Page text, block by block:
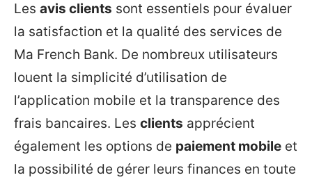
Les avis clients sont essentiels pour évaluer
la satisfaction et la qualité des services de
Ma French Bank. De nombreux utilisateurs
louent la simplicité d’utilisation de
l’application mobile et la transparence des
frais bancaires. Les clients apprécient
également les options de paiement mobile et
la possibilité de gérer leurs finances en toute